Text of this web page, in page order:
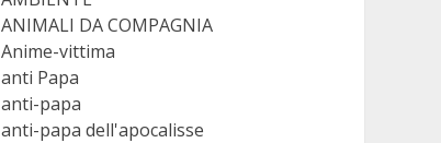
ANIMALI DA COMPAGNIA
Anime-vittima
anti Papa
anti-papa
anti-papa dell'apocalisse